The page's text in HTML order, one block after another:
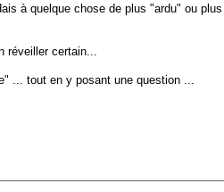
à quelque chose de plus "ardu" ou
certain...
... tout en y posant une question ...